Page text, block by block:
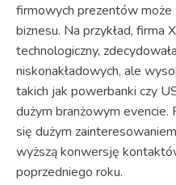
firmowych prezentów może
biznesu. Na przykład, firma
technologiczny,
niskonakładowych, ale
takich jak powerbanki czy
dużym branżowym evencie.
się dużym
wyższą konwersję
poprzedniego roku.